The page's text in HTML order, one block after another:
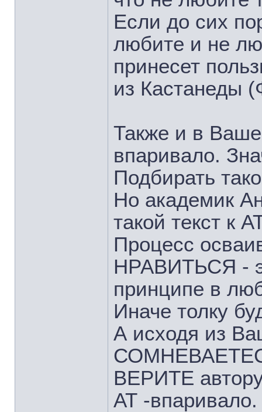
Если до сих
любите и не
принесет
из Кастанеды
Также и в
впаривало.
Подбирать
Но академик
такой текст к
Процесс
НРАВИТЬСЯ -
принципе в
Иначе толку
А исходя из
ВЕРИТЕ
АТ -